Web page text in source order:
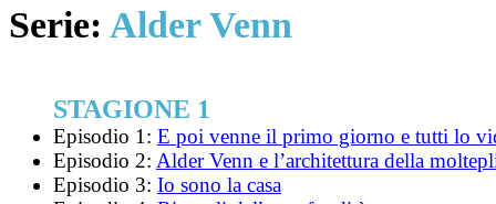
Serie: Alder Venn
STAGIONE 1
Episodio 1: E poi venne il primo giorno e tutti lo
Episodio 2: Alder Venn e l’architettura della
Episodio 3: Io sono la casa